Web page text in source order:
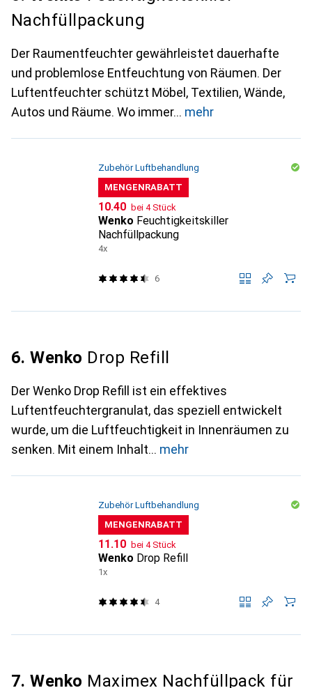
Nachfüllpackung
Der Raumentfeuchter gewährleistet dauerhafte
und problemlose Entfeuchtung von Räumen. Der
Luftentfeuchter schützt Möbel, Textilien, Wände,
Autos und Räume. Wo immer
mehr
Zubehör Luftbehandlung
MENGENRABATT
CHF
10.40 bei 4 Stück
Wenko Feuchtigkeitskiller
Nachfüllpackung
4x
6
6. Wenko Drop Refill
Der Wenko Drop Refill ist ein effektives
Luftentfeuchtergranulat, das speziell entwickelt
wurde, um die Luftfeuchtigkeit in Innenräumen zu
senken. Mit einem Inhalt
mehr
Zubehör Luftbehandlung
MENGENRABATT
CHF
11.10 bei 4 Stück
Wenko Drop Refill
1x
4
7. Wenko Maximex Nachfüllpack für